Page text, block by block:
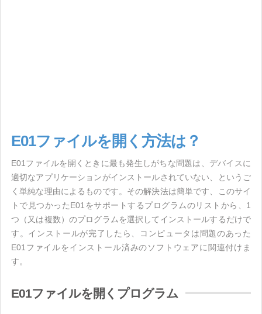
E01ファイルを開く方法は？
E01ファイルを開くときに最も発生しがちな問題は、デバイスに
適切なアプリケーションがインストールされていない、というご
く単純な理由によるものです。その解決法は簡単です、このサイ
トで見つかったE01をサポートするプログラムのリストから、1
つ（又は複数）のプログラムを選択してインストールするだけで
す。インストールが完了したら、コンピュータは問題のあった
E01ファイルをインストール済みのソフトウェアに関連付けま
す。
E01ファイルを開くプログラム